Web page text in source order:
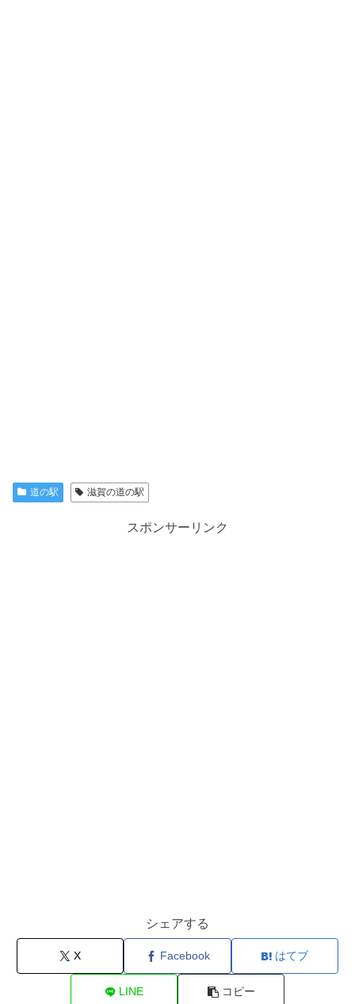
道の駅 滋賀の道の駅
スポンサーリンク
シェアする
X Facebook はてブ
LINE コピー